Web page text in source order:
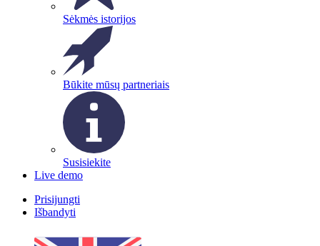
Sėkmės istorijos
Būkite mūsų partneriais
Susisiekite
Live demo
Prisijungti
Išbandyti